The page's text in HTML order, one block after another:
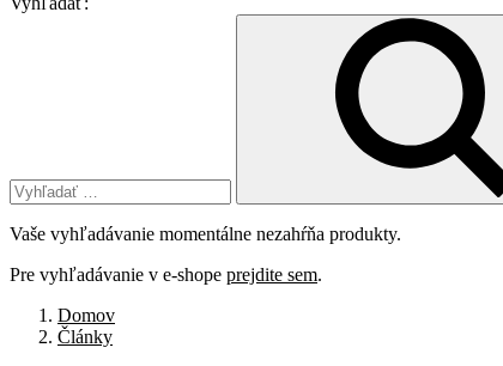
Vaše vyhľadávanie momentálne nezahŕňa produkty.
Pre vyhľadávanie v e-shope prejdite sem.
Domov
Články